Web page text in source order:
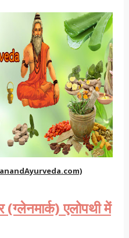
एलोपथी में